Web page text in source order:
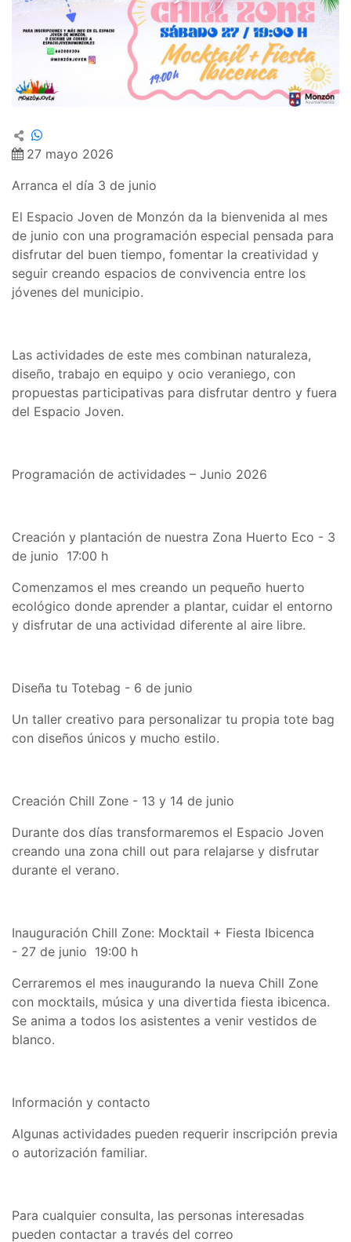
27 mayo 2026
Arranca el día 3 de junio
El Espacio Joven de Monzón da la bienvenida al mes
de junio con una programación especial pensada para
disfrutar del buen tiempo, fomentar la creatividad y
seguir creando espacios de convivencia entre los
jóvenes del municipio.
Las actividades de este mes combinan naturaleza,
diseño, trabajo en equipo y ocio veraniego, con
propuestas participativas para disfrutar dentro y fuera
del Espacio Joven.
Programación de actividades – Junio 2026
Creación y plantación de nuestra Zona Huerto Eco - 3
de junio 17:00 h
Comenzamos el mes creando un pequeño huerto
ecológico donde aprender a plantar, cuidar el entorno
y disfrutar de una actividad diferente al aire libre.
Diseña tu Totebag - 6 de junio
Un taller creativo para personalizar tu propia tote bag
con diseños únicos y mucho estilo.
Creación Chill Zone - 13 y 14 de junio
Durante dos días transformaremos el Espacio Joven
creando una zona chill out para relajarse y disfrutar
durante el verano.
Inauguración Chill Zone: Mocktail + Fiesta Ibicenca
- 27 de junio 19:00 h
Cerraremos el mes inaugurando la nueva Chill Zone
con mocktails, música y una divertida fiesta ibicenca.
Se anima a todos los asistentes a venir vestidos de
blanco.
Información y contacto
Algunas actividades pueden requerir inscripción previa
o autorización familiar.
Para cualquier consulta, las personas interesadas
pueden contactar a través del correo